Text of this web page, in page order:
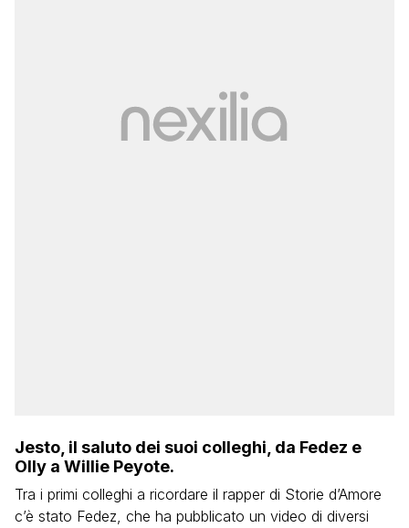
Jesto, il saluto dei suoi colleghi, da Fedez e
Olly a Willie Peyote.
Tra i primi colleghi a ricordare il rapper di Storie d’Amore
c’è stato Fedez, che ha pubblicato un video di diversi